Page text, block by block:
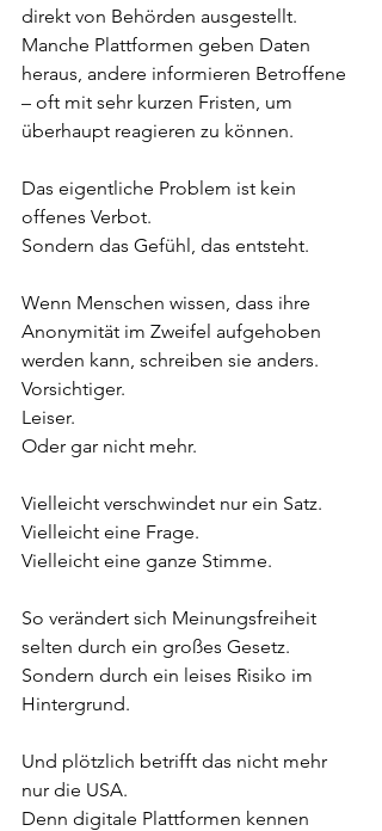
direkt von Behörden ausgestellt.
Manche Plattformen geben Daten
heraus, andere informieren Betroffene
– oft mit sehr kurzen Fristen, um
überhaupt reagieren zu können.
Das eigentliche Problem ist kein
offenes Verbot.
Sondern das Gefühl, das entsteht.
Wenn Menschen wissen, dass ihre
Anonymität im Zweifel aufgehoben
werden kann, schreiben sie anders.
Vorsichtiger.
Leiser.
Oder gar nicht mehr.
Vielleicht verschwindet nur ein Satz.
Vielleicht eine Frage.
Vielleicht eine ganze Stimme.
So verändert sich Meinungsfreiheit
selten durch ein großes Gesetz.
Sondern durch ein leises Risiko im
Hintergrund.
Und plötzlich betrifft das nicht mehr
nur die USA.
Denn digitale Plattformen kennen